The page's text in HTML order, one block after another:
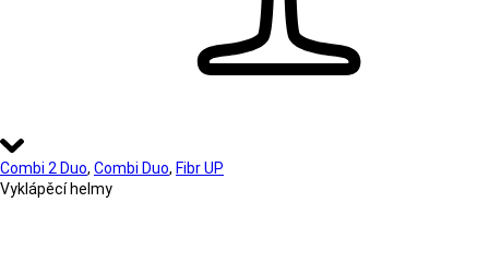
Combi 2 Duo, Combi Duo, Fibr UP
Vyklápěcí helmy